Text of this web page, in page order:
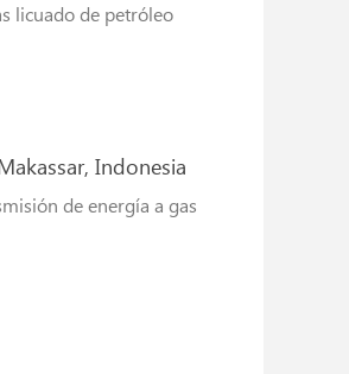
licuado de petróleo
Indonesia
de energía a gas